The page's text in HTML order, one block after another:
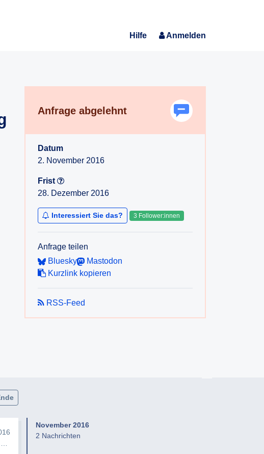
Hilfe Anmelden
Anfrage abgelehnt
Datum
2. November 2016
Frist
28. Dezember 2016
Interessiert Sie das? 3 Follower:innen
Anfrage teilen
Bluesky
Mastodon
Kurzlink kopieren
RSS-Feed
November 2016
2 Nachrichten